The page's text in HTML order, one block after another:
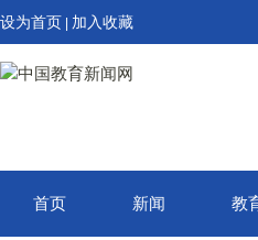
设为首页 加入收藏
首页 新闻 教